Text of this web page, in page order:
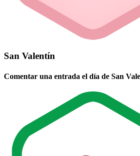
San Valentín
Comentar una entrada el día de San